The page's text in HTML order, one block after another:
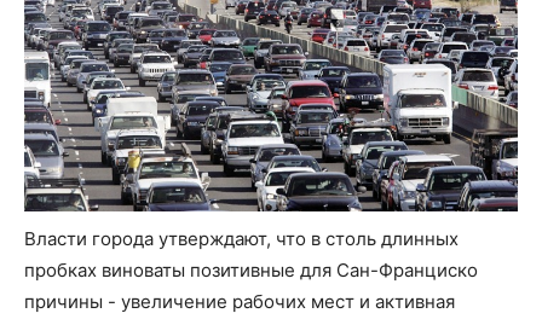
Власти города утверждают, что в столь длинных
пробках виноваты позитивные для Сан-Франциско
причины - увеличение рабочих мест и активная